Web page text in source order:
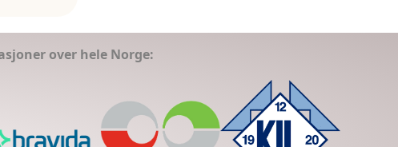
over hele Norge: